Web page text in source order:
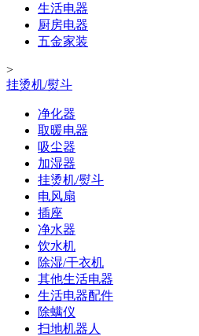
生活电器
厨房电器
五金家装
>
挂烫机/熨斗
净化器
取暖电器
吸尘器
加湿器
挂烫机/熨斗
电风扇
插座
净水器
饮水机
除湿/干衣机
其他生活电器
生活电器配件
除螨仪
扫地机器人